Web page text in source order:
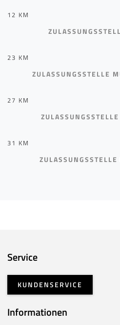
12 KM
23 KM
ZULASSUNGSSTELLE
27 KM
31 KM
Service
KUNDENSERVICE
Informationen